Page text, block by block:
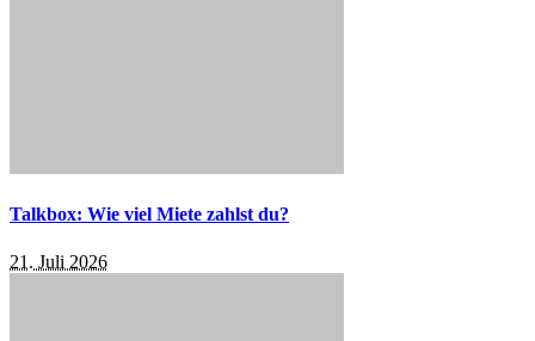
Talkbox: Wie viel Miete zahlst du?
21. Juli 2026